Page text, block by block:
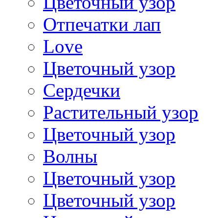
Отпечатки лап
Love
Цветочный узор
Сердечки
Растительный узор
Цветочный узор
Волны
Цветочный узор
Цветочный узор